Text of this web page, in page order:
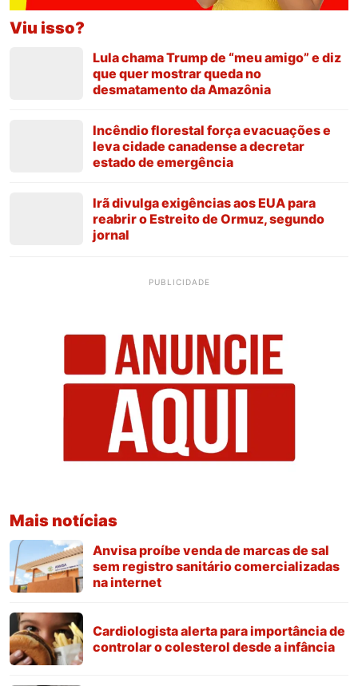
Viu isso?
Lula chama Trump de “meu amigo” e diz
que quer mostrar queda no
desmatamento da Amazônia
Incêndio florestal força evacuações e
leva cidade canadense a decretar
estado de emergência
Irã divulga exigências aos EUA para
reabrir o Estreito de Ormuz, segundo
jornal
PUBLICIDADE
Mais notícias
Anvisa proíbe venda de marcas de sal
sem registro sanitário comercializadas
na internet
Cardiologista alerta para importância de
controlar o colesterol desde a infância